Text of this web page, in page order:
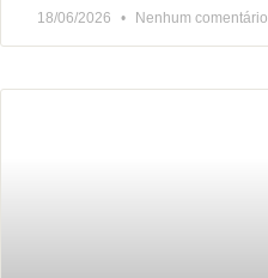
18/06/2026 Nenhum comentário